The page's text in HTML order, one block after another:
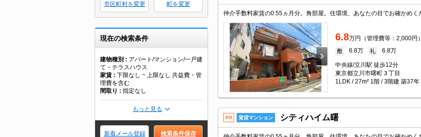
市区町村を変更 町を変更
現在の検索条件
建物種別
アパート/マンション/一戸建
て・テラスハウス
家賃
下限なし ~ 上限なし 共益費・管
理費を含む
間取り
指定なし
もっと見る
新着メール登録 検索条件保存
6.8万円（管理費等：2,000円）
敷 6.8万 礼 6.8万
中央線/立川駅 徒歩12分
東京都立川市曙町３丁目
1LDK / 27m² 1階 / 3階建 築37年
PR 賃貸マンション シティハイム曙